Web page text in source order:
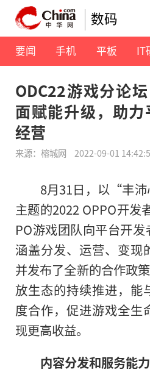
数码
要闻 手机 平板 IT
ODC22游戏分论
面赋能升级，助
经营
来源：榕城网 2022-09-01
8月31日，以“丰
主题的2022 OPPO开发
PO游戏团队向平台开
涵盖分发、运营、变现
并发布了全新的合作政
放生态的持续推进，能
度合作，促进游戏全生
现更高收益。
内容分发和服务能